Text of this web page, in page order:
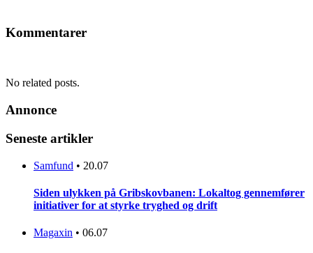
Kommentarer
No related posts.
Annonce
Seneste artikler
Samfund • 20.07
Siden ulykken på Gribskovbanen: Lokaltog gennemfører
initiativer for at styrke tryghed og drift
Magaxin • 06.07